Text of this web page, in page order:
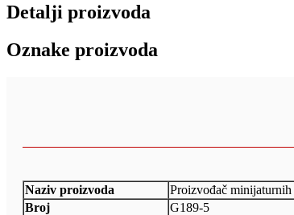
Detalji proizvoda
Oznake proizvoda
Naziv proizvoda
Proizvođač
Broj
G189-5